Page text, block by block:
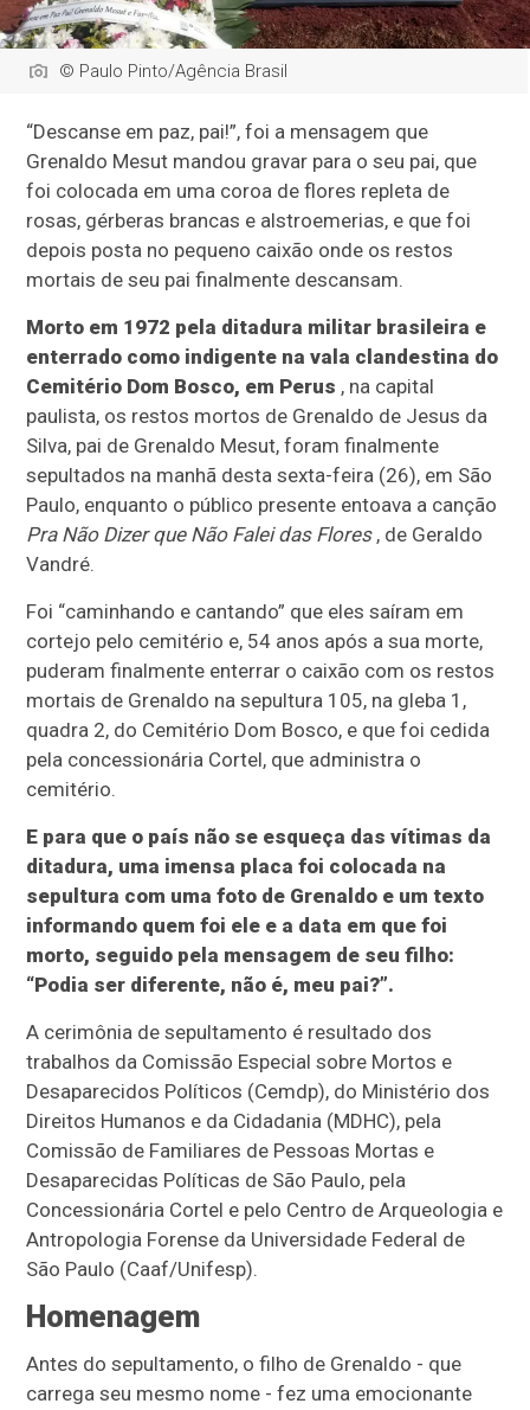
© Paulo Pinto/Agência Brasil
“Descanse em paz, pai!”, foi a mensagem que
Grenaldo Mesut mandou gravar para o seu pai, que
foi colocada em uma coroa de flores repleta de
rosas, gérberas brancas e alstroemerias, e que foi
depois posta no pequeno caixão onde os restos
mortais de seu pai finalmente descansam.
Morto em 1972 pela ditadura militar brasileira e
enterrado como indigente na vala clandestina do
Cemitério Dom Bosco, em Perus , na capital
paulista, os restos mortos de Grenaldo de Jesus da
Silva, pai de Grenaldo Mesut, foram finalmente
sepultados na manhã desta sexta-feira (26), em São
Paulo, enquanto o público presente entoava a canção
Pra Não Dizer que Não Falei das Flores, de Geraldo
Vandré.
Foi “caminhando e cantando” que eles saíram em
cortejo pelo cemitério e, 54 anos após a sua morte,
puderam finalmente enterrar o caixão com os restos
mortais de Grenaldo na sepultura 105, na gleba 1,
quadra 2, do Cemitério Dom Bosco, e que foi cedida
pela concessionária Cortel, que administra o
cemitério.
E para que o país não se esqueça das vítimas da
ditadura, uma imensa placa foi colocada na
sepultura com uma foto de Grenaldo e um texto
informando quem foi ele e a data em que foi
morto, seguido pela mensagem de seu filho:
“Podia ser diferente, não é, meu pai?”.
A cerimônia de sepultamento é resultado dos
trabalhos da Comissão Especial sobre Mortos e
Desaparecidos Políticos (Cemdp), do Ministério dos
Direitos Humanos e da Cidadania (MDHC), pela
Comissão de Familiares de Pessoas Mortas e
Desaparecidas Políticas de São Paulo, pela
Concessionária Cortel e pelo Centro de Arqueologia e
Antropologia Forense da Universidade Federal de
São Paulo (Caaf/Unifesp).
Homenagem
Antes do sepultamento, o filho de Grenaldo - que
carrega seu mesmo nome - fez uma emocionante